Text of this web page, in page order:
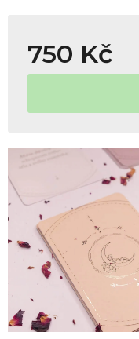
750 Kč
Měrná cena: